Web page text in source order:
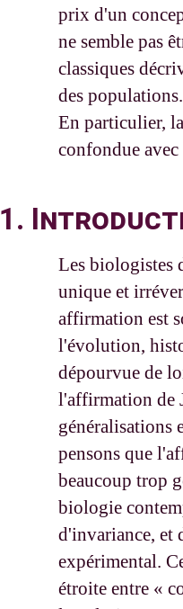
prix d'un
ne semble pas
classiques
des
En particulier,
confondue
1.
Les biologistes
unique et
affirmation est
l'évolution,
dépourvue de
l'affirmation de
généralisations
pensons que
beaucoup trop
biologie
d'invariance, et
expérimental.
étroite entre «